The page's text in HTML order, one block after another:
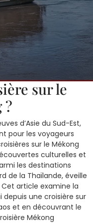
0 Comments
Chiang Rai
sur le
?
d’Asie du Sud-Est,
pour les voyageurs
sur le Mékong
culturelles et
les destinations
de la Thaïlande, éveille
article examine la
depuis une croisière sur
et en découvrant le
Mékong